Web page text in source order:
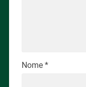
Nome *